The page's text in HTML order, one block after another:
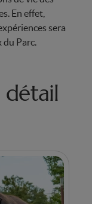
En effet,
sera
du Parc.
détail